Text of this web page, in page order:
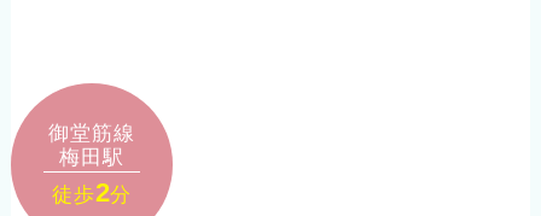
御堂筋線
梅田駅
徒歩2分